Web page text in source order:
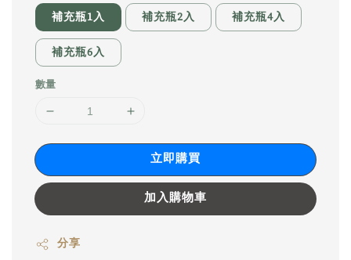
補充瓶1入 補充瓶2入 補充瓶4入
補充瓶6入
數量
立即購買
加入購物車
分享